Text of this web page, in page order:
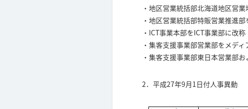
・地区営業統括部北海道地区営
・地区営業統括部特販営業推進
・ICT事業本部をICT事業部に改称
・集客支援事業部営業部をメデ
・集客支援事業部東日本営業部
2．平成27年9月1日付人事異動